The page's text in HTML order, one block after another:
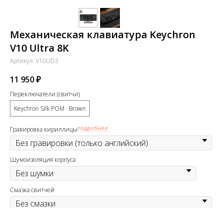
Механическая клавиатура Keychron
V10 Ultra 8K
Артикул: V10UD3
11 950₽
Переключатели (свитчи)
Keychron Silk POM · Brown
Гравировка кириллицыподробнее
Шумоизоляция корпуса
Смазка свитчей